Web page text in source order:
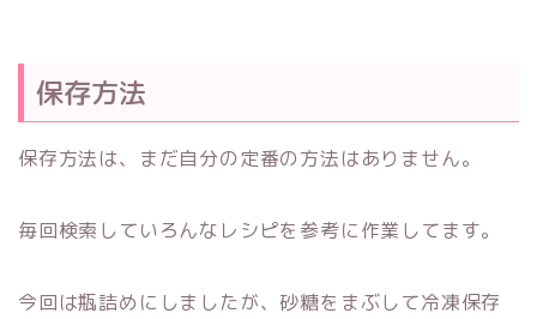
保存方法
保存方法は、まだ自分の定番の方法はありません。
毎回検索していろんなレシピを参考に作業してます。
今回は瓶詰めにしましたが、砂糖をまぶして冷凍保存